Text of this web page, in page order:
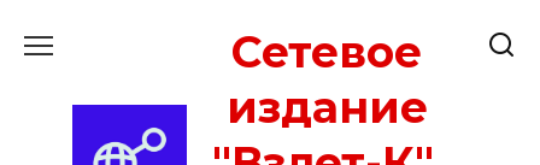
Сетевое
издание